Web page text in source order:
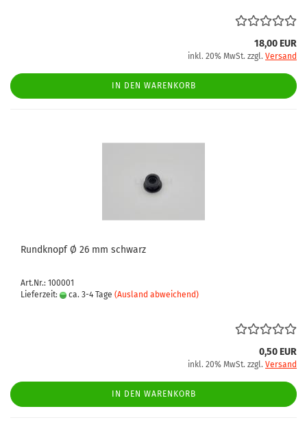
18,00 EUR
inkl. 20% MwSt. zzgl. Versand
IN DEN WARENKORB
Rundknopf Ø 26 mm schwarz
Art.Nr.: 100001
Lieferzeit:
ca. 3-4 Tage (Ausland abweichend)
0,50 EUR
inkl. 20% MwSt. zzgl. Versand
IN DEN WARENKORB